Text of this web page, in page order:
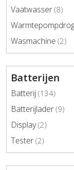
Vaatwasser (8)
Wasmachine (2)
Batterijen
Batterij (134)
Batterijlader (9)
Display(2)
Tester (2)